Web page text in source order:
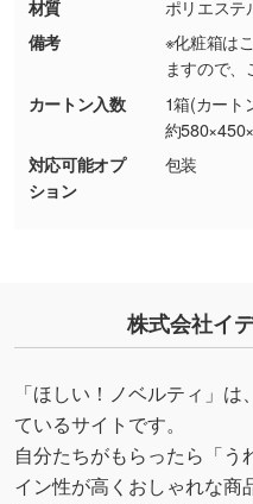
シンプルな背景のデー
ター部分の輪郭がは
り抜き処理が可能で
・持っているデータ
しの作り方が分からな
印刷したいデータが印
・デザインにQRコー
を生成してほしい
URLをご指定いただ
いたします。配置の
→詳しく見る
材質
ポリエステ
備考
※化粧箱は
ますので、
カートン入数
1箱(カート
約
対応可能オプ
ション
包装
株式会社イ
「ほしい！ノベルティ」
ているサイトです。
自分たちがもらったら「
イン性が高くおしゃれな商